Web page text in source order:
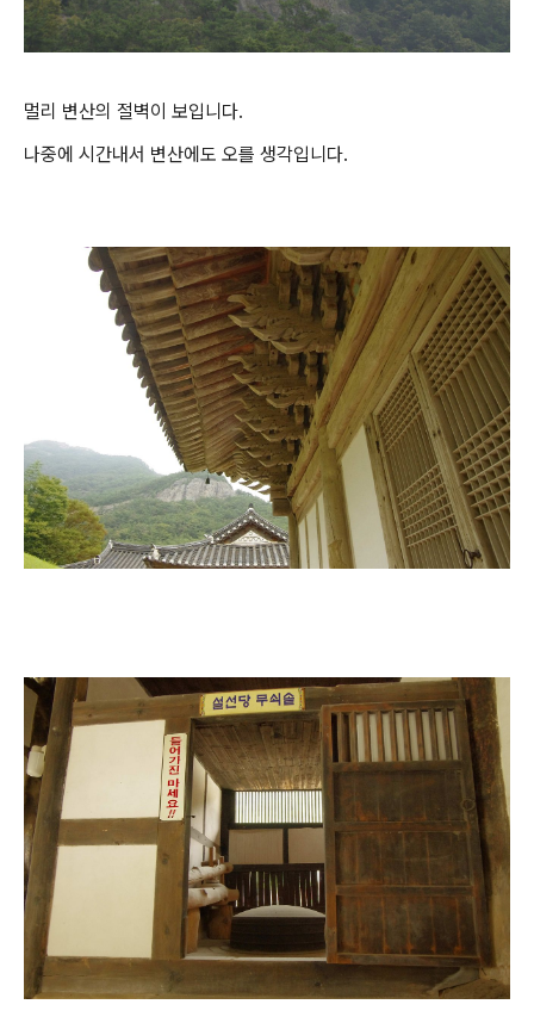
멀리 변산의 절벽이 보입니다.
나중에 시간내서 변산에도 오를 생각입니다.